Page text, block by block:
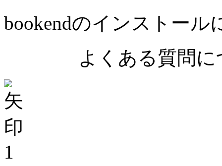
bookendのインストール
よくある質問に
1